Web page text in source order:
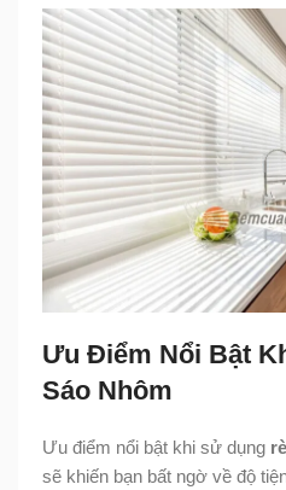
Ưu Điểm Nổi Bật
Sáo Nhôm
Ưu điểm nổi bật khi sử dụng
sẽ khiến bạn bất ngờ về độ